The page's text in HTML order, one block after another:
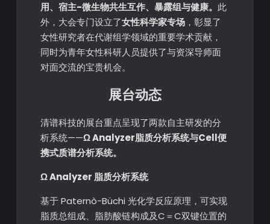
用、宿主-微生物共生互作、暴露组与健康。 此
外，大会专门设立了女性科学家专场，彰显了
女性研究者在代谢组学领域的重要学术贡献，
同时为青年女性科研人员提供了与资深导师面
对面交流的宝贵机会。
展台动态
清谱科技的展台重点呈现了两款自主研发的分
析系统——Ω Analyzer脂质分析系统与Cell便
携式质谱分析系统。
Ω Analyzer 脂质分析系统
基于 Paternò-Büchi 光化学反应原理，可实现
脂质总组成、脂肪酸链构成及C＝C双键位置的